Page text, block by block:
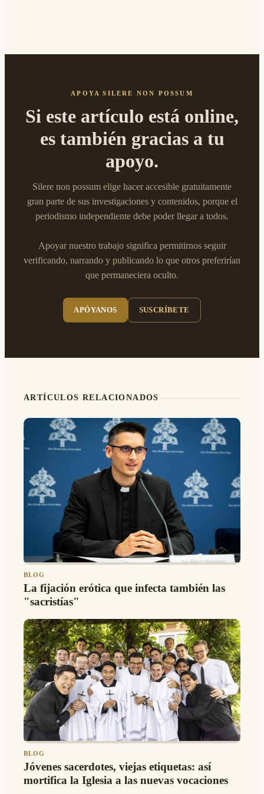
APOYA SILERE NON POSSUM
Si este artículo está online,
es también gracias a tu
apoyo.
Silere non possum elige hacer accesible gratuitamente
gran parte de sus investigaciones y contenidos, porque el
periodismo independiente debe poder llegar a todos.
Apoyar nuestro trabajo significa permitirnos seguir
verificando, narrando y publicando lo que otros preferirían
que permaneciera oculto.
APÓYANOS SUSCRÍBETE
ARTÍCULOS RELACIONADOS
BLOG
La fijación erótica que infecta también las
"sacristías"
BLOG
Jóvenes sacerdotes, viejas etiquetas: así
mortifica la Iglesia a las nuevas vocaciones